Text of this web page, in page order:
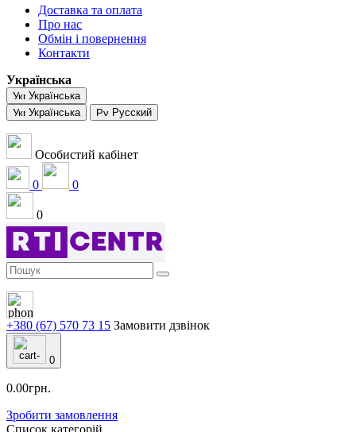
Доставка та оплата
Про нас
Обмін і повернення
Контакти
Українська
Українська
Українська
Русский
Особистий кабінет
0 0
0
+380 (67) 570 73 15 Замовити дзвінок
0
0.00грн.
Зробити замовлення
Список категорій